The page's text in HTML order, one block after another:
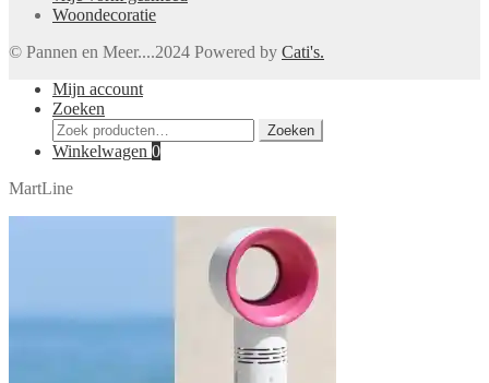
Woondecoratie
© Pannen en Meer....2024 Powered by Cati's.
Mijn account
Zoeken
Zoeken
naar:
Zoeken
Winkelwagen 0
MartLine